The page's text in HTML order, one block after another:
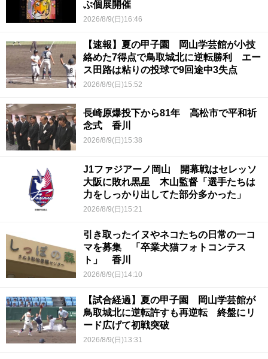
ぶ個展開催
2026/8/9(日)16:46
【速報】夏の甲子園 岡山学芸館が小技
絡めた7得点で鳥取城北に逆転勝利 エー
ス田路は粘りの投球で9回途中3失点
2026/8/9(日)15:52
長崎原爆投下から81年 高松市で平和祈
念式 香川
2026/8/9(日)15:38
J1ファジアーノ岡山 開幕戦はセレッソ
大阪に敗れ黒星 木山監督「選手たちは
力をしっかり出してた部分多かった」
2026/8/9(日)15:21
引き取ったイヌやネコたちの日常の一コ
マを募集 「卒業犬猫フォトコンテス
ト」 香川
2026/8/9(日)14:10
【試合経過】夏の甲子園 岡山学芸館が
鳥取城北に逆転許すも再逆転 終盤にリ
ード広げて初戦突破
2026/8/9(日)13:31